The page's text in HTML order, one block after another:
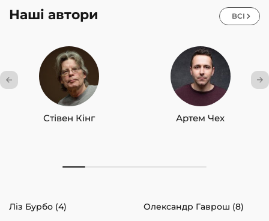
Наші автори ВСІ
Стівен Кінг Артем Чех
Ліз Бурбо (4)
Олександр Гаврош (8)